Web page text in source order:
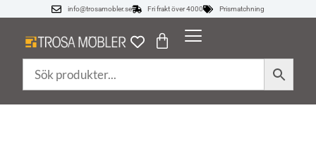
info@trosamobler.se Fri frakt över 4000 Prismatchning